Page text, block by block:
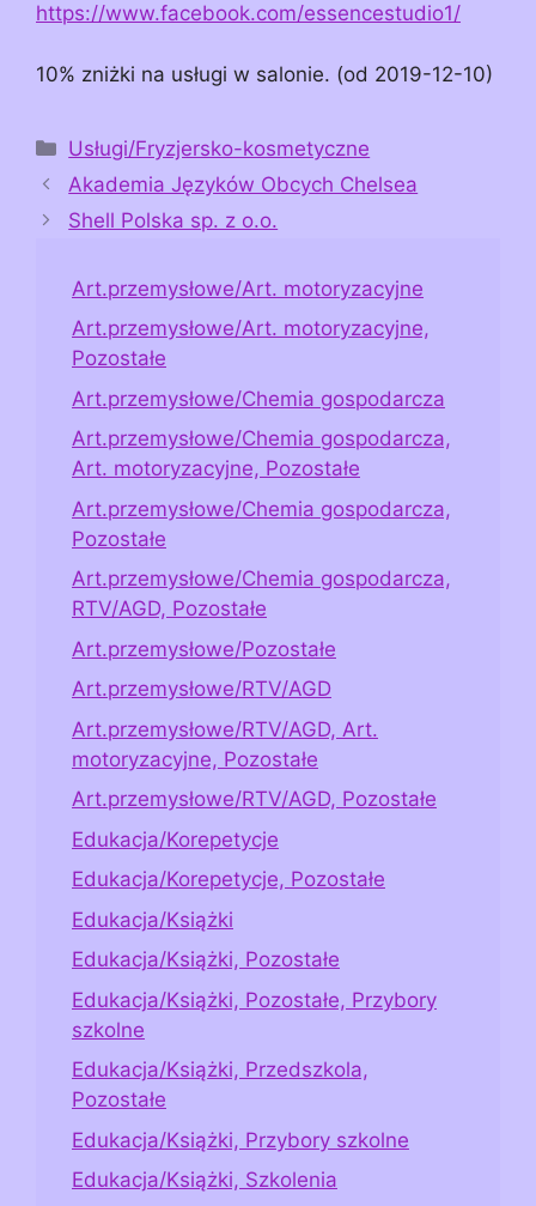
https://www.facebook.com/essencestudio1/
10% zniżki na usługi w salonie. (od 2019-12-10)
Kategorie
Usługi/Fryzjersko-kosmetyczne
Akademia Języków Obcych Chelsea
Shell Polska sp. z o.o.
Art.przemysłowe/Art. motoryzacyjne
Art.przemysłowe/Art. motoryzacyjne,
Pozostałe
Art.przemysłowe/Chemia gospodarcza
Art.przemysłowe/Chemia gospodarcza,
Art. motoryzacyjne, Pozostałe
Art.przemysłowe/Chemia gospodarcza,
Pozostałe
Art.przemysłowe/Chemia gospodarcza,
RTV/AGD, Pozostałe
Art.przemysłowe/Pozostałe
Art.przemysłowe/RTV/AGD
Art.przemysłowe/RTV/AGD, Art.
motoryzacyjne, Pozostałe
Art.przemysłowe/RTV/AGD, Pozostałe
Edukacja/Korepetycje
Edukacja/Korepetycje, Pozostałe
Edukacja/Książki
Edukacja/Książki, Pozostałe
Edukacja/Książki, Pozostałe, Przybory
szkolne
Edukacja/Książki, Przedszkola,
Pozostałe
Edukacja/Książki, Przybory szkolne
Edukacja/Książki, Szkolenia